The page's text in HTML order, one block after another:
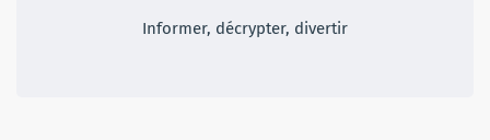
Informer, décrypter, divertir